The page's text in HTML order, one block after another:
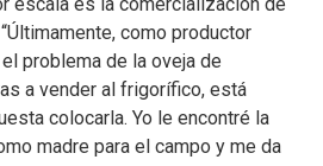
escala es la comercialización de
como productor
problema de la oveja de
a vender al frigorífico, está
colocarla. Yo le encontré la
madre para el campo y me da